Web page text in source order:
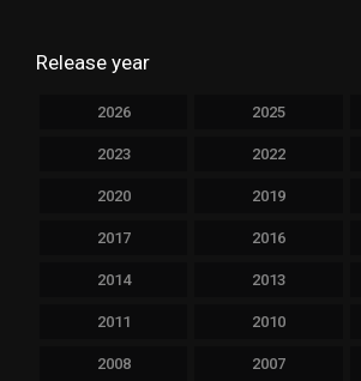
Release year
2026 2025
2023 2022
2020 2019
2017 2016
2014 2013
2011 2010
2008 2007